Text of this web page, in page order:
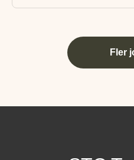
Fler